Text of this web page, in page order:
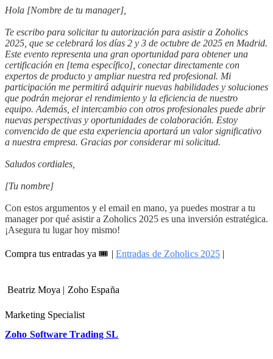
Hola [Nombre de tu manager],
Te escribo para solicitar tu autorización para asistir a Zoholics
2025, que se celebrará los días 2 y 3 de octubre de 2025 en Madrid.
Este evento representa una gran oportunidad para obtener una
certificación en [tema específico], conectar directamente con
expertos de producto y ampliar nuestra red profesional. Mi
participación me permitirá adquirir nuevas habilidades y soluciones
que podrán mejorar el rendimiento y la eficiencia de nuestro
equipo. Además, el intercambio con otros profesionales puede abrir
nuevas perspectivas y oportunidades de colaboración. Estoy
convencido de que esta experiencia aportará un valor significativo
a nuestra empresa. Gracias por considerar mi solicitud.
Saludos cordiales,
[Tu nombre]
Con estos argumentos y el email en mano, ya puedes mostrar a tu
manager por qué asistir a Zoholics 2025 es una inversión estratégica.
¡Asegura tu lugar hoy mismo!
Compra tus entradas ya 🎟️ | Entradas de Zoholics 2025 |
Beatriz Moya | Zoho España
Marketing Specialist
Zoho Software Trading SL